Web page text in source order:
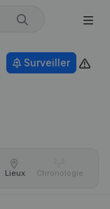
Surveiller
Lieux Chronologie